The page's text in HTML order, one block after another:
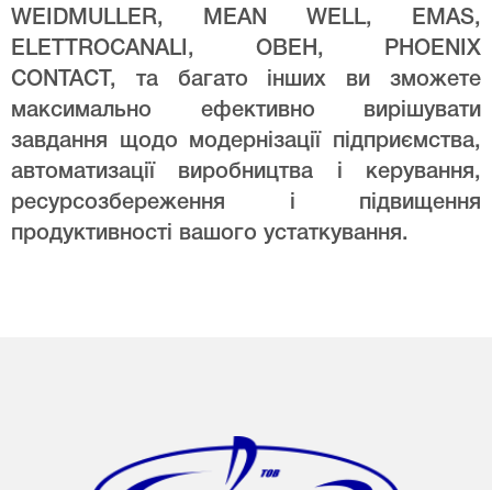
WEIDMULLER, MEAN WELL, EMAS,
ELETTROCANALI, ОВЕН, PHOENIX
CONTACT, та багато інших ви зможете
максимально ефективно вирішувати
завдання щодо модернізації підприємства,
автоматизації виробництва і керування,
ресурсозбереження і підвищення
продуктивності вашого устаткування.